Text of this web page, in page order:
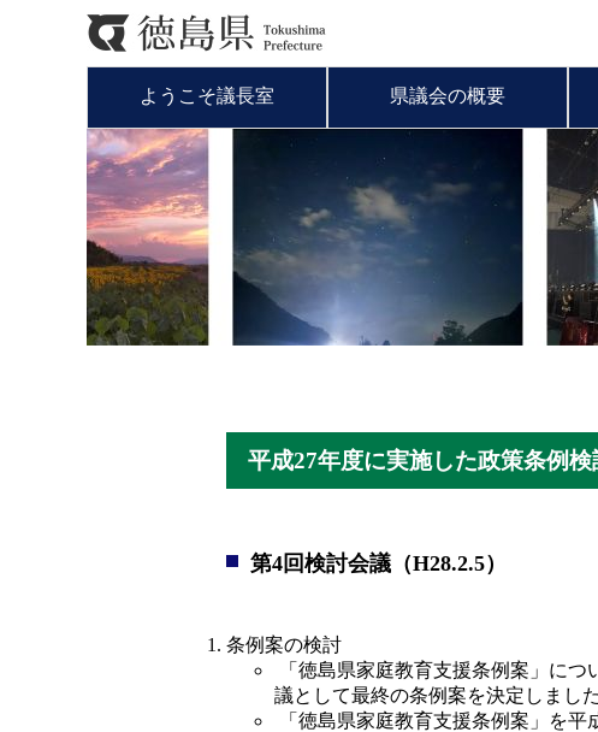
ようこそ議長室 県議会の概要
平成27年度に実施した政策条例
第4回検討会議（H28.2.5）
条例案の検討
議として最終の条例案を決定しまし
「徳島県家庭教育支援条例案」を